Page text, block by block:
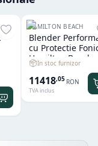
HAMILTON BEACH
Blender
cu Protectie
Hamilton Beach
Summit® Edge
In stoc furnizor
11418,05 RON
TVA inclus